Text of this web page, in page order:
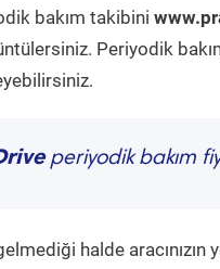
bakım takibini
Periyodik
periyodik bakım
halde